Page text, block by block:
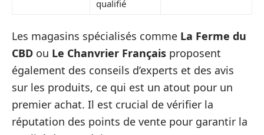
qualifié
Les magasins spécialisés comme La Ferme du
CBD ou Le Chanvrier Français proposent
également des conseils d’experts et des avis
sur les produits, ce qui est un atout pour un
premier achat. Il est crucial de vérifier la
réputation des points de vente pour garantir la